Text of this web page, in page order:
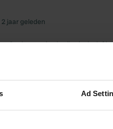
Ad
2 jaar geleden
Op de camping is alles inclusief
locatie—bijna 2 jaar geleden